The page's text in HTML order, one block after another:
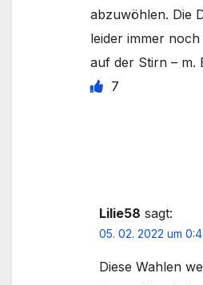
abzuwöhlen. Die
leider immer
auf der Stirn – m.
7
Lilie58 sagt:
05. 02. 2022 um
Diese Wahlen